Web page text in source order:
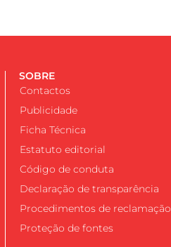
SOBRE
Contactos
Publicidade
Ficha Técnica
Estatuto editorial
Código de conduta
Declaração de transparência
Procedimentos de reclamação
Proteção de fontes